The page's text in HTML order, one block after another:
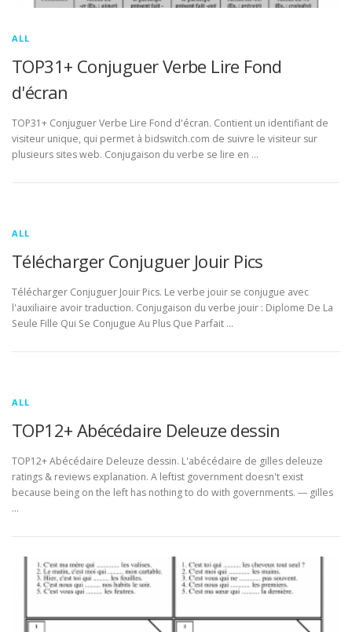
ALL
TOP31+ Conjuguer Verbe Lire Fond
d'écran
TOP31+ Conjuguer Verbe Lire Fond d'écran. Contient un identifiant de
visiteur unique, qui permet à bidswitch.com de suivre le visiteur sur
plusieurs sites web. Conjugaison du verbe se lire en …
ALL
Télécharger Conjuguer Jouir Pics
Télécharger Conjuguer Jouir Pics. Le verbe jouir se conjugue avec
l'auxiliaire avoir traduction. Conjugaison du verbe jouir : Diplome De La
Seule Fille Qui Se Conjugue Au Plus Que Parfait …
ALL
TOP12+ Abécédaire Deleuze dessin
TOP12+ Abécédaire Deleuze dessin. L'abécédaire de gilles deleuze
ratings & reviews explanation. A leftist government doesn't exist
because being on the left has nothing to do with governments. ― gilles
…